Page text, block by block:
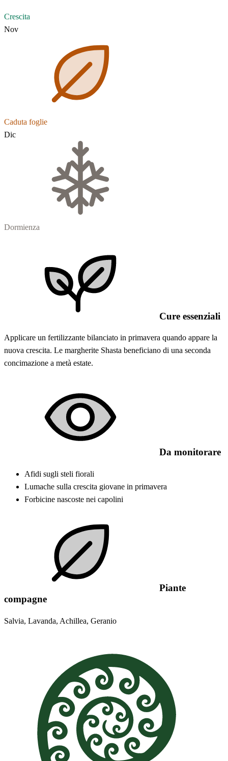
Crescita
Nov
Caduta foglie
Dic
Dormienza
Cure essenziali
Applicare un fertilizzante bilanciato in primavera quando appare la
nuova crescita. Le margherite Shasta beneficiano di una seconda
concimazione a metà estate.
Da monitorare
Afidi sugli steli fiorali
Lumache sulla crescita giovane in primavera
Forbicine nascoste nei capolini
Piante
compagne
Salvia, Lavanda, Achillea, Geranio